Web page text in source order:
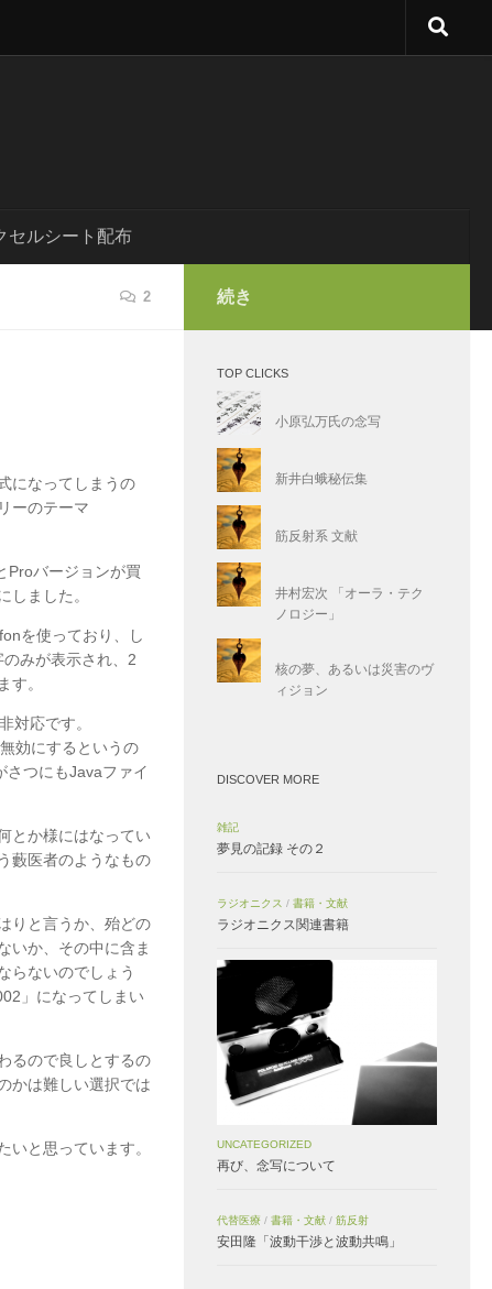
セルシート配布
2
になってしまうの
ーのテーマ
Proバージョンが買
しました。
を使っており、し
みが表示され、2
す。
対応です。
効にするというの
さつにもJavaファイ
とか様にはなってい
藪医者のようなもの
りと言うか、殆どの
いか、その中に含ま
らないのでしょう
」になってしまい
るので良しとするの
かは難しい選択では
と思っています。
続き
TOP CLICKS
小原弘万氏の念写
新井白蛾秘伝集
筋反射系 文献
井村宏次 「オーラ・テク
ノロジー」
核の夢、あるいは災害のヴ
ィジョン
DISCOVER MORE
雑記
夢見の記録 その２
ラジオニクス / 書籍・文献
ラジオニクス関連書籍
UNCATEGORIZED
再び、念写について
代替医療 / 書籍・文献 / 筋反射
安田隆「波動干渉と波動共鳴」